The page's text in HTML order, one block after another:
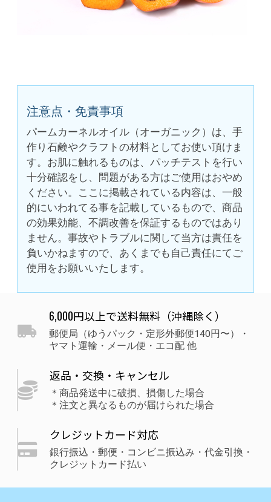
注意点・免責事項
パームカーネルオイル（オーガニック）は、手
作り石鹸やクラフトの材料としてお使い頂けま
す。お肌に触れるものは、パッチテストを行い
十分確認をし、問題がある方はご使用はおやめ
ください。ここに掲載されている内容は、一般
的にいわれてる事を記載しているもので、商品
の効果効能、不調改善を保証するものではあり
ません。事故やトラブルに関して当方は責任を
負いかねますので、あくまでも自己責任にてご
使用をお願いいたします。
6,000円以上で送料無料（沖縄除く）
郵便局（ゆうパック・定形外郵便140円〜）・
ヤマト運輸・メール便・エコ配 他
返品・交換・キャンセル
＊商品発送中に破損、損傷した場合
＊注文と異なるものが届けられた場合
クレジットカード対応
銀行振込・郵便・コンビニ振込み・代金引換・
クレジットカード払い